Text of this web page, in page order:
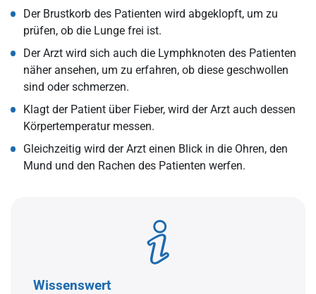
Der Brustkorb des Patienten wird abgeklopft, um zu
prüfen, ob die Lunge frei ist.
Der Arzt wird sich auch die Lymphknoten des Patienten
näher ansehen, um zu erfahren, ob diese geschwollen
sind oder schmerzen.
Klagt der Patient über Fieber, wird der Arzt auch dessen
Körpertemperatur messen.
Gleichzeitig wird der Arzt einen Blick in die Ohren, den
Mund und den Rachen des Patienten werfen.
Wissenswert